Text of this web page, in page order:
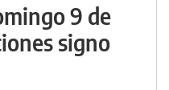
9 de
signo